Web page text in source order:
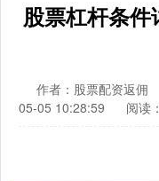
股票杠杆条
作者：股票配资返佣
05-05 10:28:59
阅读